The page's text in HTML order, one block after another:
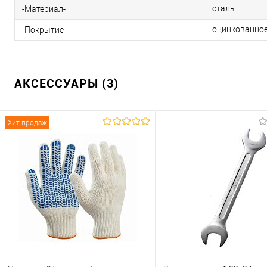
-Материал- сталь
-Покрытие-
АКСЕССУАРЫ (3)
Хит продаж